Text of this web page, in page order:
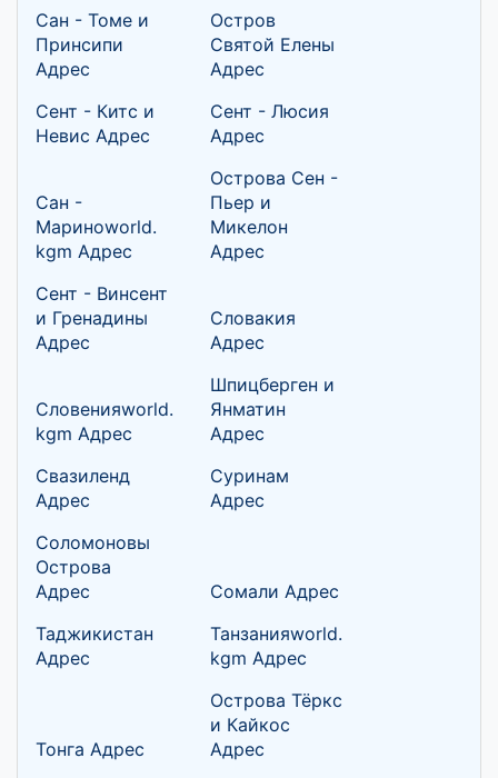
Сан - Томе и
Принсипи
Адрес
Остров
Святой Елены
Адрес
Сент - Китс и
Невис Адрес
Сент - Люсия
Адрес
Сан -
Мариноworld.
kgm Адрес
Острова Сен -
Пьер и
Микелон
Адрес
Сент - Винсент
и Гренадины
Адрес
Словакия
Адрес
Словенияworld.
kgm Адрес
Шпицберген и
Янматин
Адрес
Свазиленд
Адрес
Суринам
Адрес
Соломоновы
Острова
Адрес
Сомали Адрес
Таджикистан
Адрес
Танзанияworld.
kgm Адрес
Тонга Адрес
Острова Тёркс
и Кайкос
Адрес